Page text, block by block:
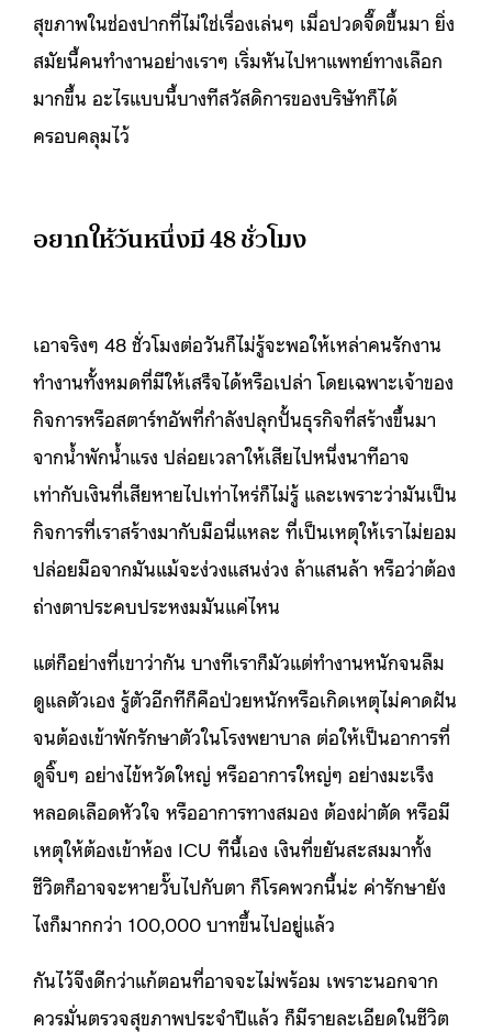
สุขภาพในช่องปากที่ไม่ใช่เรื่องเล่นๆ เมื่อปวดจี๊ดขึ้นมา ยิ่ง
สมัยนี้คนทำงานอย่างเราๆ เริ่มหันไปหาแพทย์ทางเลือก
มากขึ้น อะไรแบบนี้บางทีสวัสดิการของบริษัทก็ได้
ครอบคลุมไว้
อยากให้วันหนึ่งมี 48 ชั่วโมง
เอาจริงๆ 48 ชั่วโมงต่อวันก็ไม่รู้จะพอให้เหล่าคนรักงาน
ทำงานทั้งหมดที่มีให้เสร็จได้หรือเปล่า โดยเฉพาะเจ้าของ
กิจการหรือสตาร์ทอัพที่กำลังปลุกปั้นธุรกิจที่สร้างขึ้นมา
จากน้ำพักน้ำแรง ปล่อยเวลาให้เสียไปหนึ่งนาทีอาจ
เท่ากับเงินที่เสียหายไปเท่าไหร่ก็ไม่รู้ และเพราะว่ามันเป็น
กิจการที่เราสร้างมากับมือนี่แหละ ที่เป็นเหตุให้เราไม่ยอม
ปล่อยมือจากมันแม้จะง่วงแสนง่วง ล้าแสนล้า หรือว่าต้อง
ถ่างตาประคบประหงมมันแค่ไหน
แต่ก็อย่างที่เขาว่ากัน บางทีเราก็มัวแต่ทำงานหนักจนลืม
ดูแลตัวเอง รู้ตัวอีกทีก็คือป่วยหนักหรือเกิดเหตุไม่คาดฝัน
จนต้องเข้าพักรักษาตัวในโรงพยาบาล ต่อให้เป็นอาการที่
ดูจิ๊บๆ อย่างไข้หวัดใหญ่ หรืออาการใหญ่ๆ อย่างมะเร็ง
หลอดเลือดหัวใจ หรืออาการทางสมอง ต้องผ่าตัด หรือมี
เหตุให้ต้องเข้าห้อง ICU ทีนี้เอง เงินที่ขยันสะสมมาทั้ง
ชีวิตก็อาจจะหายวั๊บไปกับตา ก็โรคพวกนี้น่ะ ค่ารักษายัง
ไงก็มากกว่า 100,000 บาทขึ้นไปอยู่แล้ว
กันไว้จึงดีกว่าแก้ตอนที่อาจจะไม่พร้อม เพราะนอกจาก
ควรมั่นตรวจสุขภาพประจำปีแล้ว ก็มีรายละเอียดในชีวิต